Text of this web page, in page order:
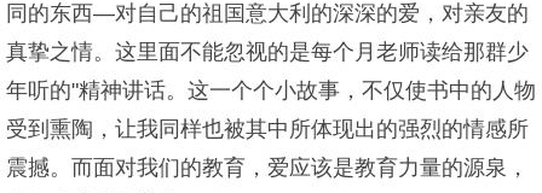
同的东西—对自己的祖国意大利的深深的爱，对亲友的
真挚之情。这里面不能忽视的是每个月老师读给那群少
年听的"精神讲话。这一个个小故事，不仅使书中的人物
受到熏陶，让我同样也被其中所体现出的强烈的情感所
震撼。而面对我们的教育，爱应该是教育力量的源泉，